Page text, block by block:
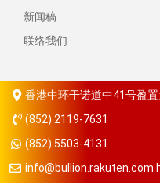
新闻稿
联络我们
香港中环干诺道中41号盈
(852) 2119-7631
(852) 5503-4131